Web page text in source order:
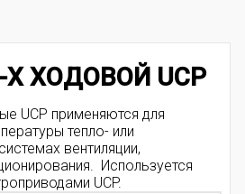
ХОДОВОЙ UCP
UCP применяются для
тепло- или
вентиляции,
Используется
UCP.